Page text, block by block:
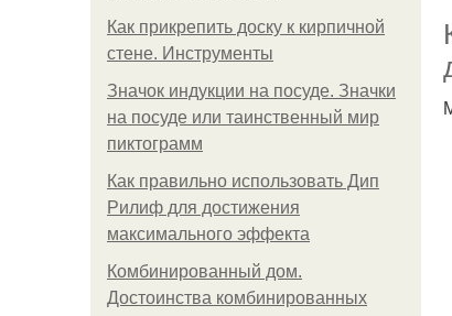
Как прикрепить доску к кирпичной
стене. Инструменты
Значок индукции на посуде. Значки
на посуде или таинственный мир
пиктограмм
Как правильно использовать Дип
Рилиф для достижения
максимального эффекта
Комбинированный дом.
Достоинства комбинированных